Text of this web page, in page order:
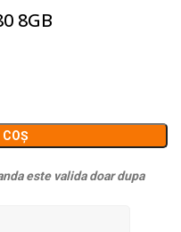
8GB
este valida doar dupa